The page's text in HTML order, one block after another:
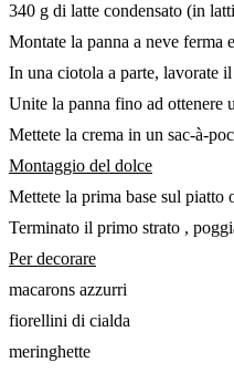
340 g di latte condensato (in
Montate la panna a neve ferma
In una ciotola a parte, lavorate
Unite la panna fino ad ottenere
Mettete la crema in un sac-à-
Montaggio del dolce
Mettete la prima base sul piatto
Terminato il primo strato ,
Per decorare
macarons azzurri
fiorellini di cialda
meringhette